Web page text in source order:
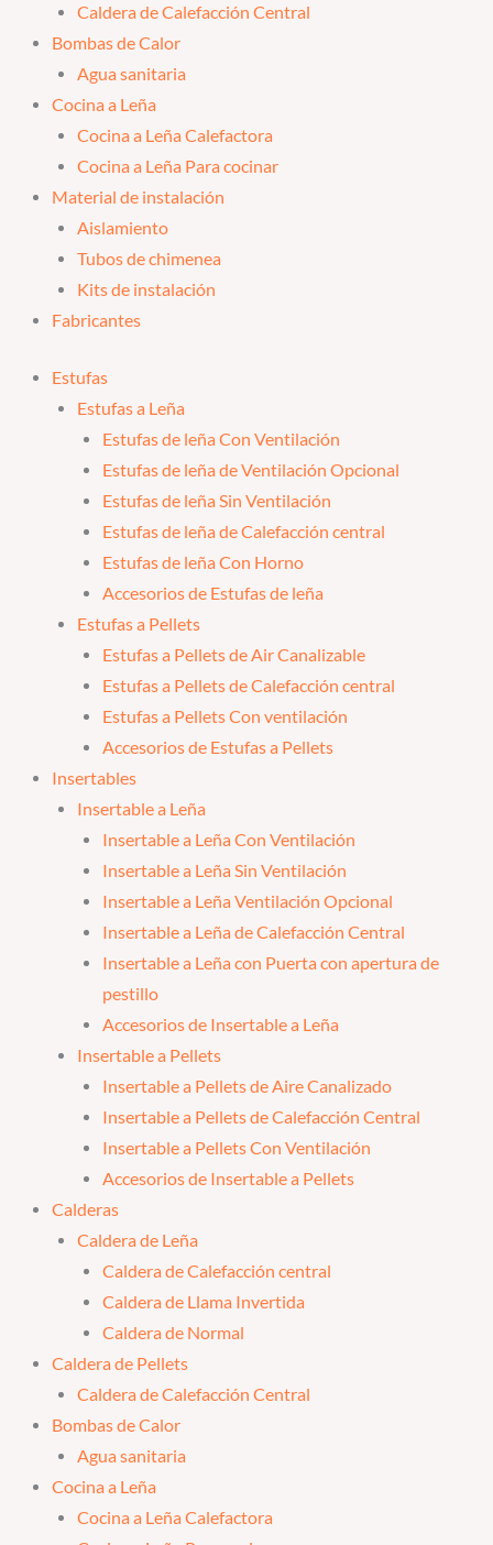
Caldera de Calefacción Central
Bombas de Calor
Agua sanitaria
Cocina a Leña
Cocina a Leña Calefactora
Cocina a Leña Para cocinar
Material de instalación
Aislamiento
Tubos de chimenea
Kits de instalación
Fabricantes
Estufas
Estufas a Leña
Estufas de leña Con Ventilación
Estufas de leña de Ventilación Opcional
Estufas de leña Sin Ventilación
Estufas de leña de Calefacción central
Estufas de leña Con Horno
Accesorios de Estufas de leña
Estufas a Pellets
Estufas a Pellets de Air Canalizable
Estufas a Pellets de Calefacción central
Estufas a Pellets Con ventilación
Accesorios de Estufas a Pellets
Insertables
Insertable a Leña
Insertable a Leña Con Ventilación
Insertable a Leña Sin Ventilación
Insertable a Leña Ventilación Opcional
Insertable a Leña de Calefacción Central
Insertable a Leña con Puerta con apertura de
pestillo
Accesorios de Insertable a Leña
Insertable a Pellets
Insertable a Pellets de Aire Canalizado
Insertable a Pellets de Calefacción Central
Insertable a Pellets Con Ventilación
Accesorios de Insertable a Pellets
Calderas
Caldera de Leña
Caldera de Calefacción central
Caldera de Llama Invertida
Caldera de Normal
Caldera de Pellets
Caldera de Calefacción Central
Bombas de Calor
Agua sanitaria
Cocina a Leña
Cocina a Leña Calefactora